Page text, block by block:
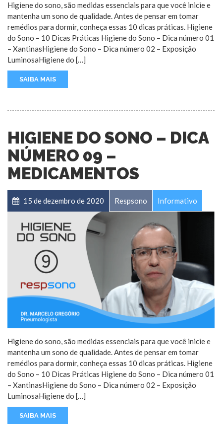
Higiene do sono, são medidas essenciais para que você inicie e
mantenha um sono de qualidade. Antes de pensar em tomar
remédios para dormir, conheça essas 10 dicas práticas. Higiene
do Sono – 10 Dicas Práticas Higiene do Sono – Dica número 01
– XantinasHigiene do Sono – Dica número 02 – Exposição
LuminosaHigiene do […]
SAIBA MAIS
HIGIENE DO SONO – DICA
NÚMERO 09 –
MEDICAMENTOS
15 de dezembro de 2020 Respsono Informativo
Higiene do sono, são medidas essenciais para que você inicie e
mantenha um sono de qualidade. Antes de pensar em tomar
remédios para dormir, conheça essas 10 dicas práticas. Higiene
do Sono – 10 Dicas Práticas Higiene do Sono – Dica número 01
– XantinasHigiene do Sono – Dica número 02 – Exposição
LuminosaHigiene do […]
SAIBA MAIS